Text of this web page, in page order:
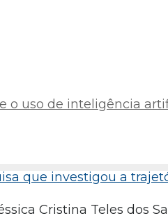
o uso de inteligência
que investigou a
Cristina Teles dos